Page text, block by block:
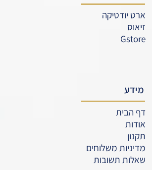
ארט יודטיקה
זיאוס
Gstore
מידע
דף הבית
אודות
תקנון
מדיניות משלוחים
שאלות תשובות